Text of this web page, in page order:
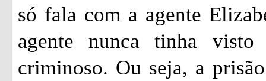
só fala com a agente
agente nunca tinha
criminoso. Ou seja, a